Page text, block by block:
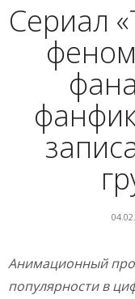
Сериал
Анимационный
популярности в